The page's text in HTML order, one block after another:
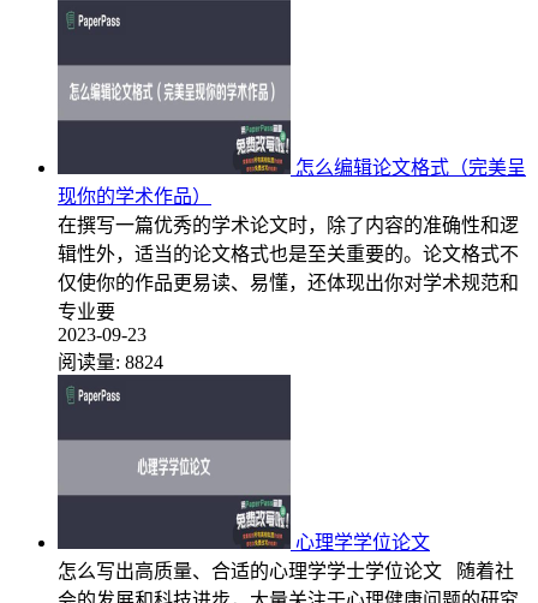
怎么编辑论文格式（完美呈
现你的学术作品）
在撰写一篇优秀的学术论文时，除了内容的准确性和逻
辑性外，适当的论文格式也是至关重要的。论文格式不
仅使你的作品更易读、易懂，还体现出你对学术规范和
专业要
2023-09-23
阅读量: 8824
心理学学位论文
怎么写出高质量、合适的心理学学士学位论文 随着社